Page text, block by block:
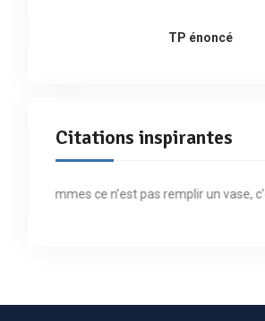
TP énoncé
Citations inspirantes
hommes ce n’est pas remplir un vase,